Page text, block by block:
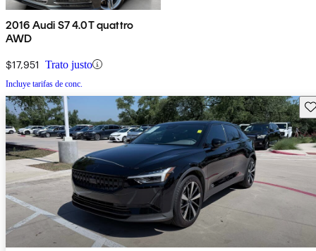
2016 Audi S7 4.0T quattro
AWD
$17,951 Trato justo
Incluye tarifas de conc.